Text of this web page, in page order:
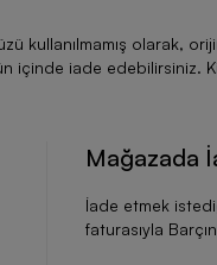
kullanılmamış olarak,
içinde iade edebilirsiniz.
Mağazada
İade etmek
faturasıyla